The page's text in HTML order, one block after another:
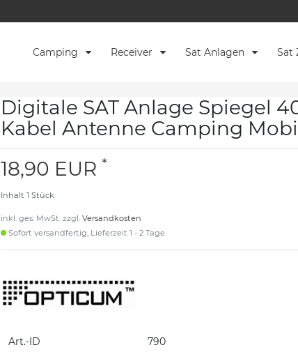
Camping Receiver Sat Anlagen Sat
Digitale SAT Anlage Spiegel
Kabel Antenne Camping
18,90 EUR *
Inhalt 1 Stück
inkl. ges. MwSt. zzgl. Versandkosten
Sofort versandfertig, Lieferzeit 1 - 2 Tage
Art.-ID 790